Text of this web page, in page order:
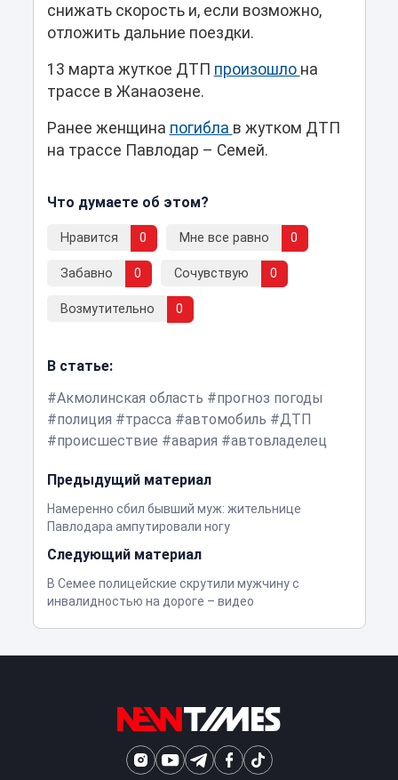
снижать скорость и, если возможно,
отложить дальние поездки.
13 марта жуткое ДТП произошло на
трассе в Жанаозене.
Ранее женщина погибла в жутком ДТП
на трассе Павлодар – Семей.
Что думаете об этом?
Нравится 0 Мне все равно 0
Забавно 0 Сочувствую 0
Возмутительно 0
В статье:
Акмолинская область
прогноз погоды
полиция
трасса автомобиль
ДТП
происшествие
авария автовладелец
Предыдущий материал
Намеренно сбил бывший муж: жительнице
Павлодара ампутировали ногу
Следующий материал
В Семее полицейские скрутили мужчину с
инвалидностью на дороге – видео